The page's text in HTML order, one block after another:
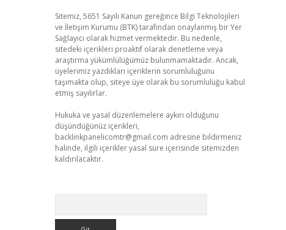
Sitemiz, 5651 Sayılı Kanun gereğince Bilgi Teknolojileri
ve İletişim Kurumu (BTK) tarafından onaylanmış bir Yer
Sağlayıcı olarak hizmet vermektedir. Bu nedenle,
sitedeki içerikleri proaktif olarak denetleme veya
araştırma yükümlülüğümüz bulunmamaktadır. Ancak,
üyelerimiz yazdıkları içeriklerin sorumluluğunu
taşımakta olup, siteye üye olarak bu sorumluluğu kabul
etmiş sayılırlar.
Hukuka ve yasal düzenlemelere aykırı olduğunu
düşündüğünüz içerikleri,
backlinkpanelicomtr@gmail.com adresine bildirmeniz
halinde, ilgili içerikler yasal süre içerisinde sitemizden
kaldırılacaktır.